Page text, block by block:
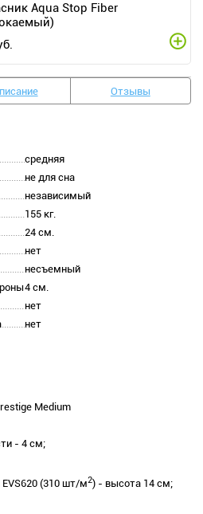
Aqua Stop Fiber
Отзывы
средняя
не для сна
независимый
155 кг.
24 см.
нет
несъемный
4 см.
нет
нет
Medium
- 4 см;
(310 шт/м2) - высота 14 см;